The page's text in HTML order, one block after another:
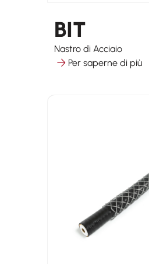
BIT
Nastro di Acciaio
Per saperne di più